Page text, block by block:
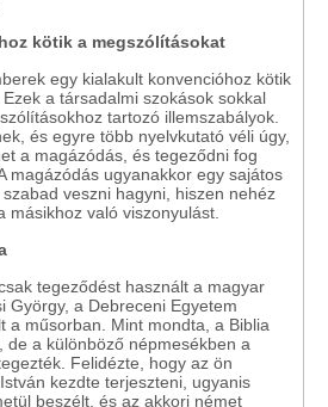
kötik a megszólításokat
egy kialakult konvencióhoz kötik
a társadalmi szokások sokkal
tartozó illemszabályok.
és egyre több nyelvkutató véli úgy,
a magázódás, és tegeződni fog
magázódás ugyanakkor egy sajátos
veszni hagyni, hiszen nehéz
másikhoz való viszonyulást.
tegeződést használt a magyar
György, a Debreceni Egyetem
a műsorban. Mint mondta, a Biblia
de a különböző népmesékben a
Felidézte, hogy az ön
kezdte terjeszteni, ugyanis
beszélt, és az akkori német